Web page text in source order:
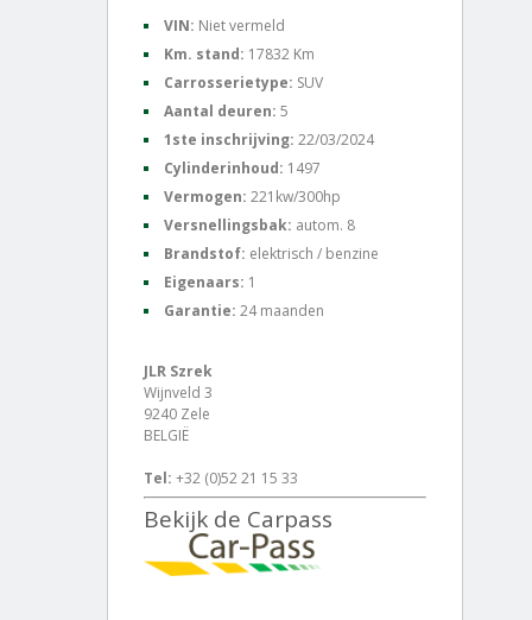
VIN: Niet vermeld
Km. stand: 17832 Km
Carrosserietype: SUV
Aantal deuren: 5
1ste inschrijving: 22/03/2024
Cylinderinhoud: 1497
Vermogen: 221kw/300hp
Versnellingsbak: autom. 8
Brandstof: elektrisch / benzine
Eigenaars: 1
Garantie: 24 maanden
JLR Szrek
Wijnveld 3
9240 Zele
BELGIË
Tel: +32 (0)52 21 15 33
Bekijk de Carpass